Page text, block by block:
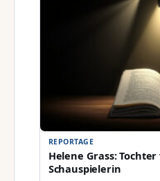
REPORTAGE
Helene Grass:
Schauspielerin